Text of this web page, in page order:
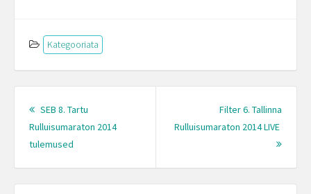
Kategooriata
Post
navigation
SEB 8. Tartu
Rulluisumaraton 2014
tulemused
Filter 6. Tallinna
Rulluisumaraton 2014 LIVE
Next